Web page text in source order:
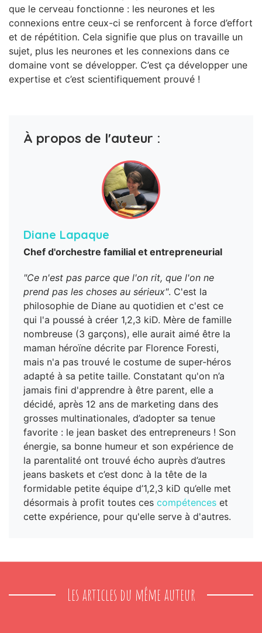
que le cerveau fonctionne : les neurones et les
connexions entre ceux-ci se renforcent à force d’effort
et de répétition. Cela signifie que plus on travaille un
sujet, plus les neurones et les connexions dans ce
domaine vont se développer. C’est ça développer une
expertise et c’est scientifiquement prouvé !
À propos de l'auteur :
Diane Lapaque
Chef d'orchestre familial et entrepreneurial
"Ce n'est pas parce que l'on rit, que l'on ne
prend pas les choses au sérieux". C'est la
philosophie de Diane au quotidien et c'est ce
qui l'a poussé à créer 1,2,3 kiD. Mère de famille
nombreuse (3 garçons), elle aurait aimé être la
maman héroïne décrite par Florence Foresti,
mais n'a pas trouvé le costume de super-héros
adapté à sa petite taille. Constatant qu'on n’a
jamais fini d'apprendre à être parent, elle a
décidé, après 12 ans de marketing dans des
grosses multinationales, d’adopter sa tenue
favorite : le jean basket des entrepreneurs ! Son
énergie, sa bonne humeur et son expérience de
la parentalité ont trouvé écho auprès d’autres
jeans baskets et c’est donc à la tête de la
formidable petite équipe d’1,2,3 kiD qu’elle met
désormais à profit toutes ces compétences et
cette expérience, pour qu'elle serve à d'autres.
Les articles du même auteur